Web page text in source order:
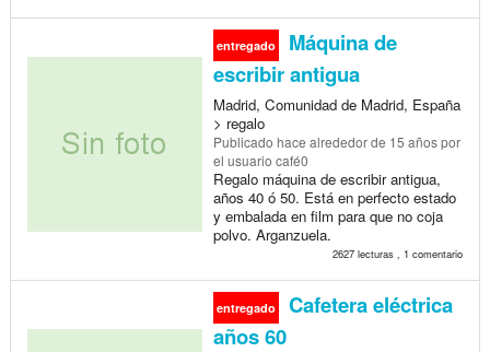
entregado
Máquina de
escribir antigua
Madrid, Comunidad de Madrid, España
> regalo
Publicado hace alrededor de 15 añospor
el usuario café0
Regalo máquina de escribir antigua,
años 40 ó 50. Está en perfecto estado
y embalada en film para que no coja
polvo. Arganzuela.
2627 lecturas , 1 comentario
entregado
Cafetera eléctrica
años 60